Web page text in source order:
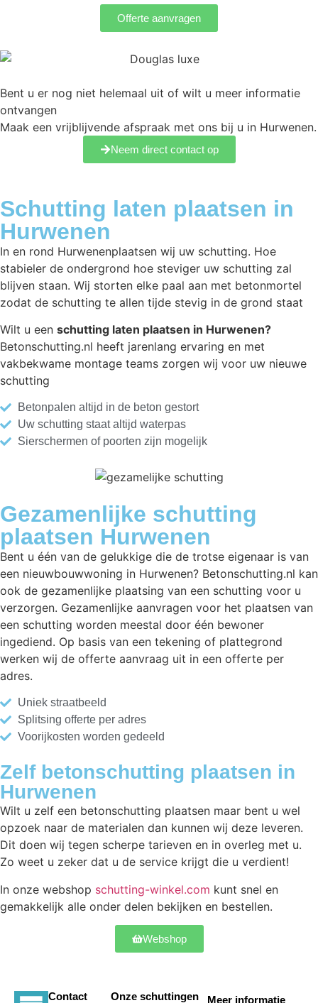
Offerte aanvragen
Bent u er nog niet helemaal uit of wilt u meer informatie
ontvangen
Maak een vrijblijvende afspraak met ons bij u in Hurwenen.
Neem direct contact op
Schutting laten plaatsen in
Hurwenen
In en rond Hurwenenplaatsen wij uw schutting. Hoe
stabieler de ondergrond hoe steviger uw schutting zal
blijven staan. Wij storten elke paal aan met betonmortel
zodat de schutting te allen tijde stevig in de grond staat
Wilt u een schutting laten plaatsen in Hurwenen?
Betonschutting.nl heeft jarenlang ervaring en met
vakbekwame montage teams zorgen wij voor uw nieuwe
schutting
Betonpalen altijd in de beton gestort
Uw schutting staat altijd waterpas
Sierschermen of poorten zijn mogelijk
Gezamenlijke schutting
plaatsen Hurwenen
Bent u één van de gelukkige die de trotse eigenaar is van
een nieuwbouwwoning in Hurwenen? Betonschutting.nl kan
ook de gezamenlijke plaatsing van een schutting voor u
verzorgen. Gezamenlijke aanvragen voor het plaatsen van
een schutting worden meestal door één bewoner
ingediend. Op basis van een tekening of plattegrond
werken wij de offerte aanvraag uit in een offerte per
adres.
Uniek straatbeeld
Splitsing offerte per adres
Voorijkosten worden gedeeld
Zelf betonschutting plaatsen in
Hurwenen
Wilt u zelf een betonschutting plaatsen maar bent u wel
opzoek naar de materialen dan kunnen wij deze leveren.
Dit doen wij tegen scherpe tarieven en in overleg met u.
Zo weet u zeker dat u de service krijgt die u verdient!
In onze webshop schutting-winkel.com kunt snel en
gemakkelijk alle onder delen bekijken en bestellen.
Webshop
Contact Onze schuttingen Meer informatie